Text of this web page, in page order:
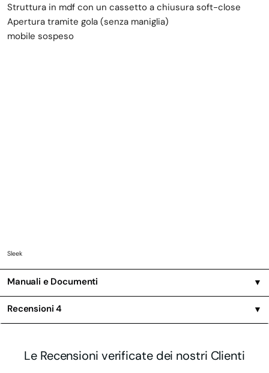
Struttura in mdf con un cassetto a chiusura soft-close
Apertura tramite gola (senza maniglia)
mobile sospeso
Sleek
Manuali e Documenti ▼
Recensioni4 ▼
Le Recensioni verificate dei nostri Clienti